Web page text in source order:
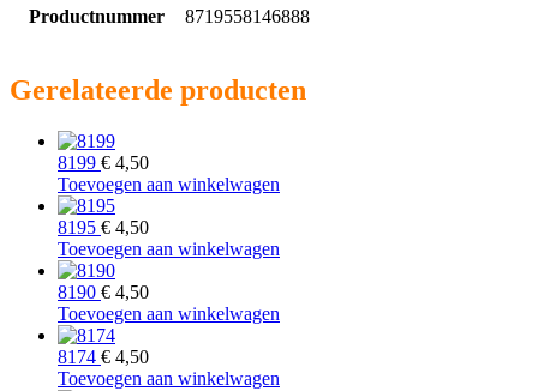
Productnummer 8719558146888
Gerelateerde producten
8199 € 4,50
Toevoegen aan winkelwagen
8195 € 4,50
Toevoegen aan winkelwagen
8190 € 4,50
Toevoegen aan winkelwagen
8174 € 4,50
Toevoegen aan winkelwagen